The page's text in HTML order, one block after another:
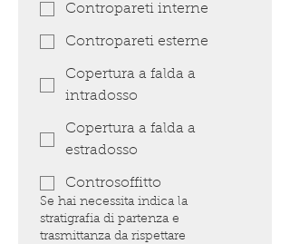
Contropareti interne
Contropareti esterne
Copertura a falda a
intradosso
Copertura a falda a
estradosso
Controsoffitto
Se hai necessita indica la
stratigrafia di partenza e
trasmittanza da rispettare